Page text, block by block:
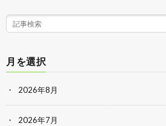
月を選択
2026年8月
2026年7月